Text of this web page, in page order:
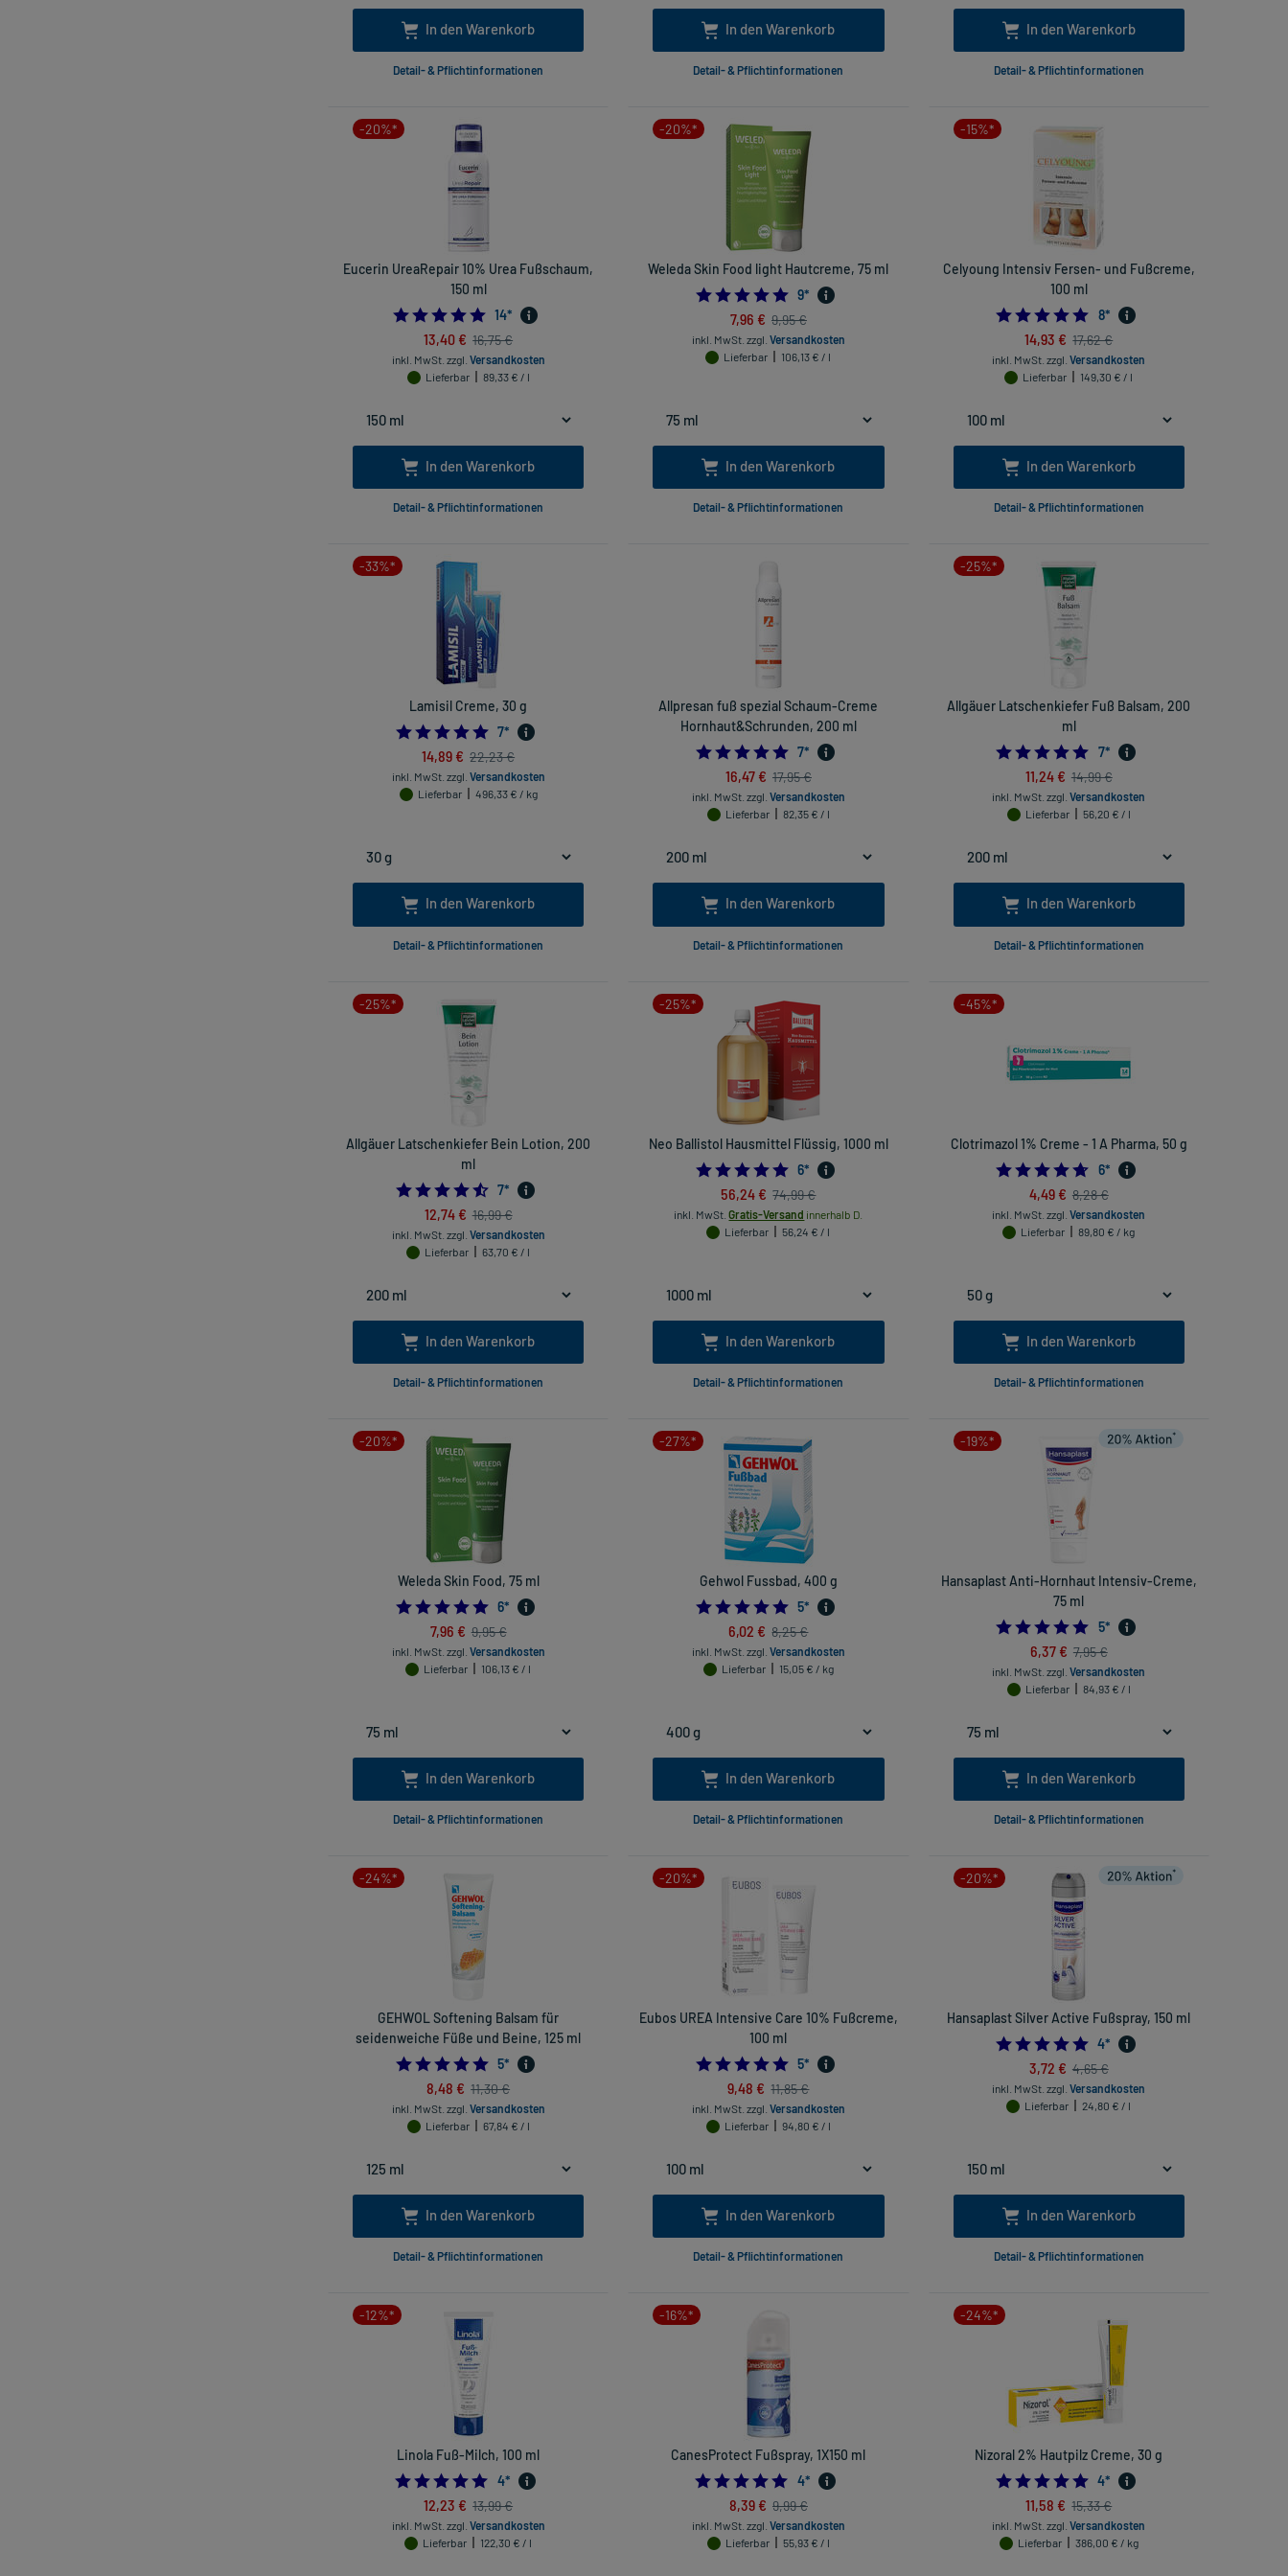
In den Warenkorb
Detail- & Pflichtinformationen
In den Warenkorb
Detail- & Pflichtinformationen
In den Warenkorb
Detail- & Pflichtinformationen
-20%*
Eucerin UreaRepair 10% Urea Fußschaum,
150 ml
5.0
14*
13,40 € 16,75 €
inkl. MwSt. zzgl. Versandkosten
Lieferbar
89,33 € / l
In den Warenkorb
Detail- & Pflichtinformationen
-20%*
Weleda Skin Food light Hautcreme, 75 ml
5.0
9*
7,96 € 9,95 €
inkl. MwSt. zzgl. Versandkosten
Lieferbar
106,13 € / l
In den Warenkorb
Detail- & Pflichtinformationen
-15%*
Celyoung Intensiv Fersen- und Fußcreme,
100 ml
4.875
8*
14,93 € 17,62 €
inkl. MwSt. zzgl.Versandkosten
Lieferbar
149,30 € / l
In den Warenkorb
Detail- & Pflichtinformationen
-33%*
Lamisil Creme, 30 g
5.0
7*
14,89 € 22,23 €
inkl. MwSt. zzgl. Versandkosten
Lieferbar
496,33 € / kg
In den Warenkorb
Detail- & Pflichtinformationen
Allpresan fuß spezial Schaum-Creme
Hornhaut&Schrunden, 200 ml
4.857142857142857
7*
16,47 € 17,95 €
inkl. MwSt. zzgl. Versandkosten
Lieferbar
82,35 € / l
In den Warenkorb
Detail- & Pflichtinformationen
-25%*
Allgäuer Latschenkiefer Fuß Balsam, 200
ml
4.857142857142857
7*
11,24 € 14,99 €
inkl. MwSt. zzgl.Versandkosten
Lieferbar
56,20 € / l
In den Warenkorb
Detail- & Pflichtinformationen
-25%*
Allgäuer Latschenkiefer Bein Lotion, 200
ml
4.571428571428571
7*
12,74 € 16,99 €
inkl. MwSt. zzgl. Versandkosten
Lieferbar
63,70 € / l
In den Warenkorb
Detail- & Pflichtinformationen
-25%*
Neo Ballistol Hausmittel Flüssig, 1000 ml
5.0
6*
56,24 € 74,99 €
inkl. MwSt. Gratis-Versand innerhalb D.
Lieferbar
56,24 € / l
In den Warenkorb
Detail- & Pflichtinformationen
-45%*
Clotrimazol 1% Creme - 1 A Pharma, 50 g
4.666666666666667
6*
4,49 € 8,28 €
inkl. MwSt. zzgl.Versandkosten
Lieferbar
89,80 € / kg
In den Warenkorb
Detail- & Pflichtinformationen
-20%*
Weleda Skin Food, 75 ml
5.0
6*
7,96 € 9,95 €
inkl. MwSt. zzgl. Versandkosten
Lieferbar
106,13 € / l
In den Warenkorb
Detail- & Pflichtinformationen
-27%*
Gehwol Fussbad, 400 g
5.0
5*
6,02 € 8,25 €
inkl. MwSt. zzgl. Versandkosten
Lieferbar
15,05 € / kg
In den Warenkorb
Detail- & Pflichtinformationen
-19%*
Hansaplast Anti-Hornhaut Intensiv-Creme,
75 ml
4.8
5*
6,37 € 7,95 €
inkl. MwSt. zzgl.Versandkosten
Lieferbar
84,93 € / l
In den Warenkorb
Detail- & Pflichtinformationen
-24%*
GEHWOL Softening Balsam für
seidenweiche Füße und Beine, 125 ml
4.8
5*
8,48 € 11,30 €
inkl. MwSt. zzgl. Versandkosten
Lieferbar
67,84 € / l
In den Warenkorb
Detail- & Pflichtinformationen
-20%*
Eubos UREA Intensive Care 10% Fußcreme,
100 ml
4.8
5*
9,48 € 11,85 €
inkl. MwSt. zzgl. Versandkosten
Lieferbar
94,80 € / l
In den Warenkorb
Detail- & Pflichtinformationen
-20%*
Hansaplast Silver Active Fußspray, 150 ml
5.0
4*
3,72 € 4,65 €
inkl. MwSt. zzgl.Versandkosten
Lieferbar
24,80 € / l
In den Warenkorb
Detail- & Pflichtinformationen
-12%*
Linola Fuß-Milch, 100 ml
5.0
4*
12,23 € 13,99 €
inkl. MwSt. zzgl. Versandkosten
Lieferbar
122,30 € / l
-16%*
CanesProtect Fußspray, 1X150 ml
5.0
4*
8,39 € 9,99 €
inkl. MwSt. zzgl. Versandkosten
Lieferbar
55,93 € / l
-24%*
Nizoral 2% Hautpilz Creme, 30 g
4.75
4*
11,58 € 15,33 €
inkl. MwSt. zzgl.Versandkosten
Lieferbar
386,00 € / kg